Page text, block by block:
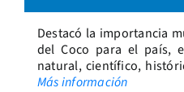
Destacó la importancia
del Coco para el país,
natural, científico,
Más información